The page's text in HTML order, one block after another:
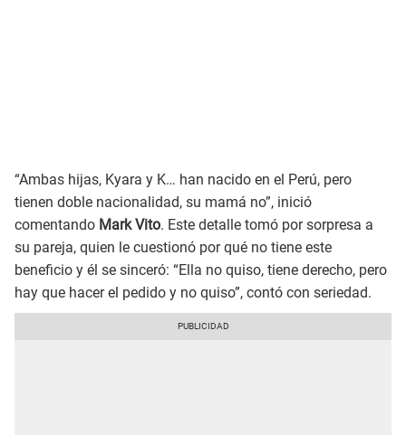
“Ambas hijas, Kyara y K… han nacido en el Perú, pero
tienen doble nacionalidad, su mamá no”, inició
comentando Mark Vito. Este detalle tomó por sorpresa a
su pareja, quien le cuestionó por qué no tiene este
beneficio y él se sinceró: “Ella no quiso, tiene derecho, pero
hay que hacer el pedido y no quiso”, contó con seriedad.